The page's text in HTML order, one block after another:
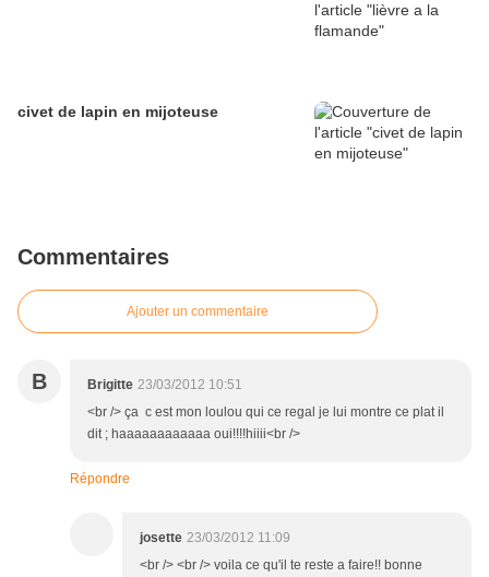
civet de lapin en mijoteuse
Commentaires
Ajouter un commentaire
B Brigitte 23/03/2012 10:51
<br /> ça c est mon loulou qui ce regal je lui montre ce plat il
dit ; haaaaaaaaaaaa oui!!!!hiiii<br />
Répondre
josette 23/03/2012 11:09
<br /> <br /> voila ce qu'il te reste a faire!! bonne